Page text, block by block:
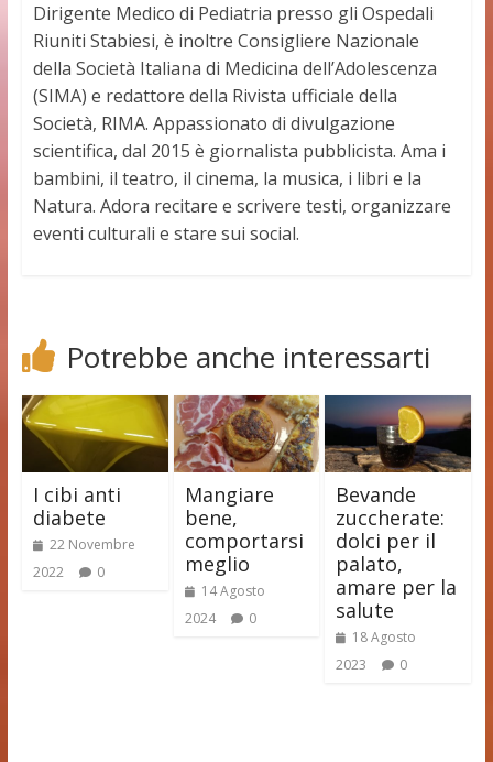
Dirigente Medico di Pediatria presso gli Ospedali
Riuniti Stabiesi, è inoltre Consigliere Nazionale
della Società Italiana di Medicina dell’Adolescenza
(SIMA) e redattore della Rivista ufficiale della
Società, RIMA. Appassionato di divulgazione
scientifica, dal 2015 è giornalista pubblicista. Ama i
bambini, il teatro, il cinema, la musica, i libri e la
Natura. Adora recitare e scrivere testi, organizzare
eventi culturali e stare sui social.
Potrebbe anche interessarti
I cibi anti
diabete
22 Novembre
2022
0
Mangiare
bene,
comportarsi
meglio
14 Agosto
2024
0
Bevande
zuccherate:
dolci per il
palato,
amare per la
salute
18 Agosto
2023
0